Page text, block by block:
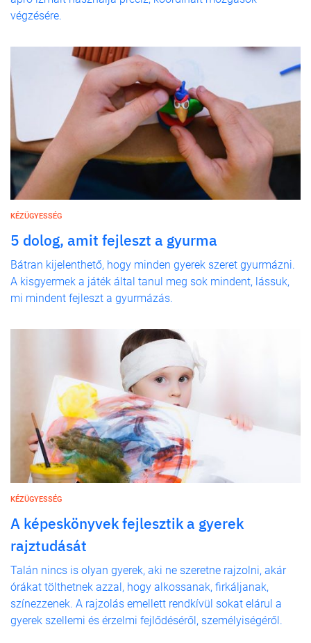
végzésére.
KÉZÜGYESSÉG
5 dolog, amit fejleszt a gyurma
Bátran kijelenthető, hogy minden gyerek szeret gyurmázni.
A kisgyermek a játék által tanul meg sok mindent, lássuk,
mi mindent fejleszt a gyurmázás.
KÉZÜGYESSÉG
A képeskönyvek fejlesztik a gyerek
rajztudását
Talán nincs is olyan gyerek, aki ne szeretne rajzolni, akár
órákat tölthetnek azzal, hogy alkossanak, firkáljanak,
színezzenek. A rajzolás emellett rendkívül sokat elárul a
gyerek szellemi és érzelmi fejlődéséről, személyiségéről.